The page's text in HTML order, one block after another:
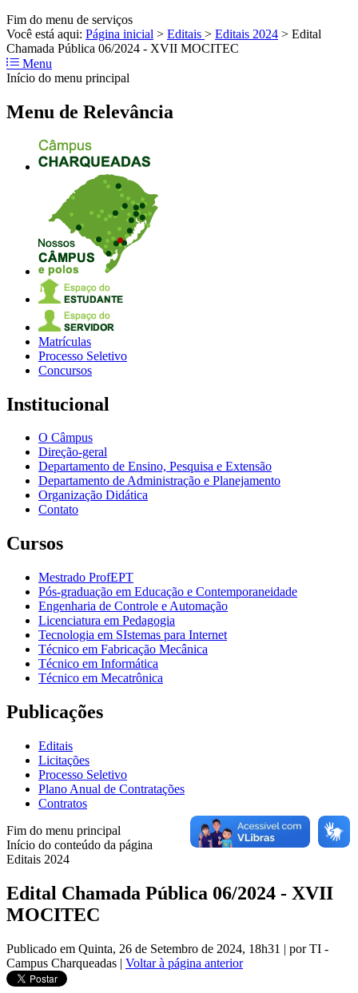
Fim do menu de serviços
Você está aqui: Página inicial > Editais > Editais 2024 > Edital
Chamada Pública 06/2024 - XVII MOCITEC
Menu
Início do menu principal
Menu de Relevância
Matrículas
Processo Seletivo
Concursos
Institucional
O Câmpus
Direção-geral
Departamento de Ensino, Pesquisa e Extensão
Departamento de Administração e Planejamento
Organização Didática
Contato
Cursos
Mestrado ProfEPT
Pós-graduação em Educação e Contemporaneidade
Engenharia de Controle e Automação
Licenciatura em Pedagogia
Tecnologia em SIstemas para Internet
Técnico em Fabricação Mecânica
Técnico em Informática
Técnico em Mecatrônica
Publicações
Editais
Licitações
Processo Seletivo
Plano Anual de Contratações
Contratos
Fim do menu principal
Início do conteúdo da página
Editais 2024
Edital Chamada Pública 06/2024 - XVII
MOCITEC
Publicado em Quinta, 26 de Setembro de 2024, 18h31 | por TI -
Campus Charqueadas | Voltar à página anterior